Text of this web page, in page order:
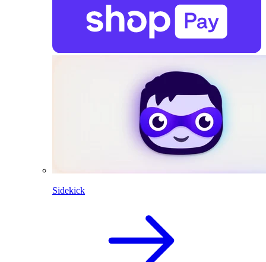
Sidekick